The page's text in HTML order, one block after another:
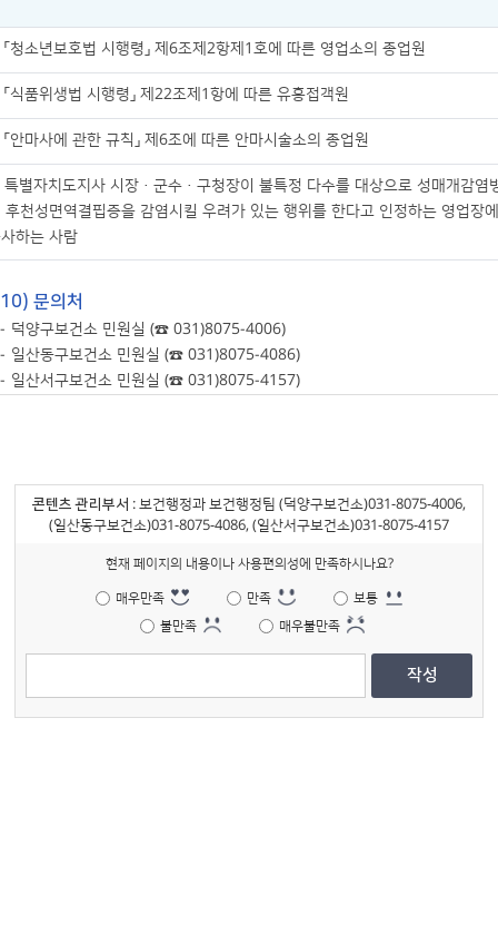
청소년보호법 시행령」 제6조제2항제1호에 따른 영업소의 종업원
식품위생법 시행령」 제22조제1항에 따른 유흥접객원
안마사에 관한 규칙」 제6조에 따른 안마시술소의 종업원
특별자치도지사 시장·군수·구청장이 불특정 다수를 대상으로 성매개감염
후천성면역결핍증을 감염시킬 우려가 있는 행위를 한다고 인정하는 영업장에
하는 사람
10) 문의처
덕양구보건소 민원실 (☎ 031)8075-4006)
일산동구보건소 민원실 (☎ 031)8075-4086)
일산서구보건소 민원실 (☎ 031)8075-4157)
콘텐츠 관리부서 : 보건행정과 보건행정팀 (덕양구보건소)031-8075-4006,
(일산동구보건소)031-8075-4086, (일산서구보건소)031-8075-4157
현재 페이지의 내용이나 사용편의성에 만족하시나요?
매우만족 만족
보통
불만족
매우불만족
작성